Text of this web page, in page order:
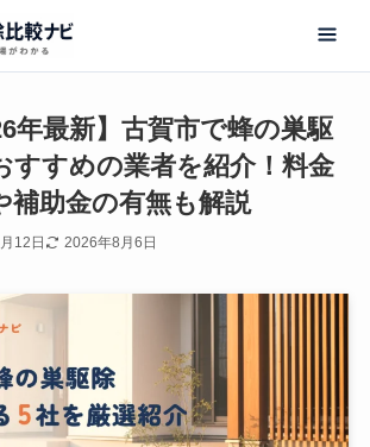
年最新】古賀市で蜂の巣駆
すすめの業者を紹介！料金
補助金の有無も解説
12日 2026年8月6日